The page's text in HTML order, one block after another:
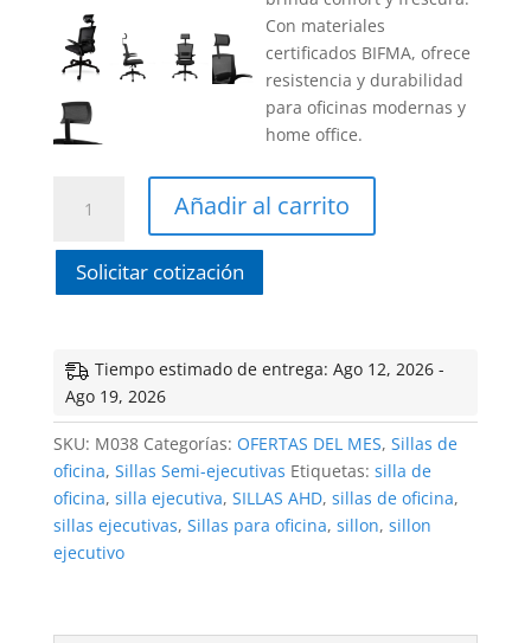
Con materiales
certificados BIFMA, ofrece
resistencia y durabilidad
para oficinas modernas y
home office.
SAMOS
cabecera
cantidad
Añadir al carrito
Solicitar cotización
Tiempo estimado de entrega: Ago 12, 2026 -
Ago 19, 2026
SKU: M038 Categorías: OFERTAS DEL MES, Sillas de
oficina, Sillas Semi-ejecutivas Etiquetas: silla de
oficina, silla ejecutiva, SILLAS AHD, sillas de oficina,
sillas ejecutivas, Sillas para oficina, sillon, sillon
ejecutivo